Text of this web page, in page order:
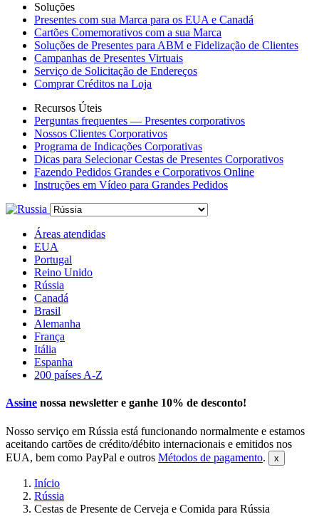
Soluções
Presentes com sua Marca para os EUA e Canadá
Cartões Comemorativos com a sua Marca
Soluções de Presentes para ABM e Fidelização de Clientes
Campanhas de Presentes Virtuais
Serviço de Solicitação de Endereços
Comprar Créditos na Loja
Recursos Úteis
Perguntas frequentes — Presentes corporativos
Nossos Clientes Corporativos
Programa de Indicações Corporativas
Dicas para Selecionar Cestas de Presentes Corporativos
Fazendo Pedidos Grandes e Corporativos Online
Instruções em Vídeo para Grandes Pedidos
Áreas atendidas
EUA
Portugal
Reino Unido
Rússia
Canadá
Brasil
Alemanha
França
Itália
Espanha
200 países A-Z
Assine nossa newsletter e ganhe 10% de desconto!
Nosso serviço em Rússia está funcionando normalmente e estamos
aceitando cartões de crédito/débito internacionais e emitidos nos
EUA, bem como PayPal e outros Métodos de pagamento.
Início
Rússia
Cestas de Presente de Cerveja e Comida para Rússia